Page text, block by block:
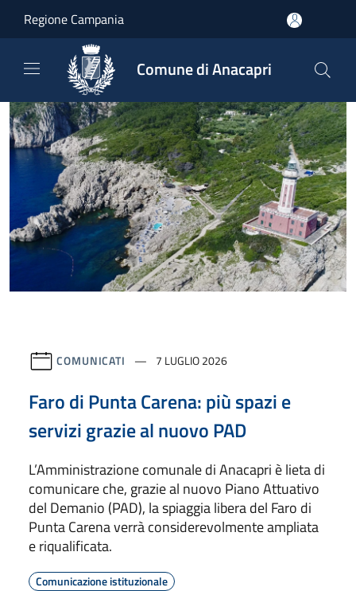
Regione Campania
Comune di Anacapri
COMUNICATI 7 LUGLIO 2026
Faro di Punta Carena: più spazi e
servizi grazie al nuovo PAD
L’Amministrazione comunale di Anacapri è lieta di
comunicare che, grazie al nuovo Piano Attuativo
del Demanio (PAD), la spiaggia libera del Faro di
Punta Carena verrà considerevolmente ampliata
e riqualificata.
Comunicazione istituzionale